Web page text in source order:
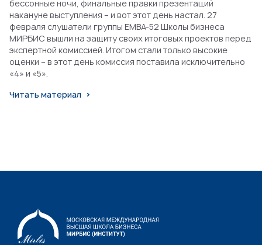
бессонные ночи, финальные правки презентаций
накануне выступления – и вот этот день настал. 27
февраля слушатели группы EMBA-52 Школы бизнеса
МИРБИС вышли на защиту своих итоговых проектов перед
экспертной комиссией. Итогом стали только высокие
оценки – в этот день комиссия поставила исключительно
«4» и «5».
Читать материал